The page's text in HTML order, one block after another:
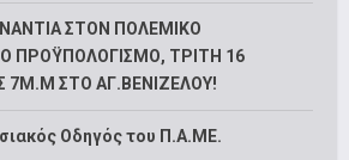
ΣΤΟΝ ΠΟΛΕΜΙΚΟ
ΠΡΟΫΠΟΛΟΓΙΣΜΟ, ΤΡΙΤΗ 16
7Μ.Μ ΣΤΟ ΑΓ.ΒΕΝΙΖΕΛΟΥ!
Οδηγός του Π.Α.ΜΕ.